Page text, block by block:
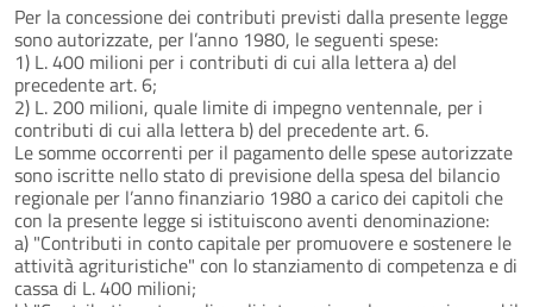
Per la concessione dei contributi previsti dalla presente legge
sono autorizzate, per l’anno 1980, le seguenti spese:
1) L. 400 milioni per i contributi di cui alla lettera a) del
precedente art. 6;
2) L. 200 milioni, quale limite di impegno ventennale, per i
contributi di cui alla lettera b) del precedente art. 6.
Le somme occorrenti per il pagamento delle spese autorizzate
sono iscritte nello stato di previsione della spesa del bilancio
regionale per l’anno finanziario 1980 a carico dei capitoli che
con la presente legge si istituiscono aventi denominazione:
a) "Contributi in conto capitale per promuovere e sostenere le
attività agrituristiche" con lo stanziamento di competenza e di
cassa di L. 400 milioni;